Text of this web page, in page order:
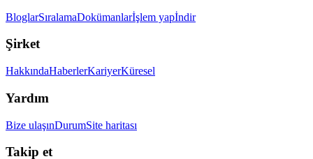
BloglarSıralamaDokümanlarİşlem yapİndir
Şirket
HakkındaHaberlerKariyerKüresel
Yardım
Bize ulaşınDurumSite haritası
Takip et